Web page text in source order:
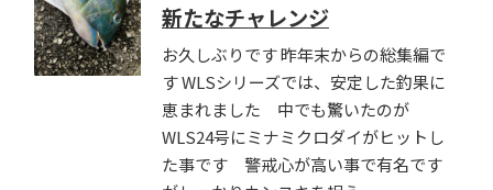
新たなチャレンジ
お久しぶりです 昨年末からの総集編で
す WLSシリーズでは、安定した釣果に
恵まれました 中でも驚いたのが
WLS24号にミナミクロダイがヒットし
た事です 警戒心が高い事で有名です